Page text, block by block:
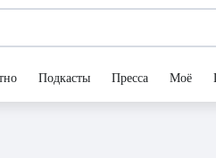
Подкасты Пресса Моё